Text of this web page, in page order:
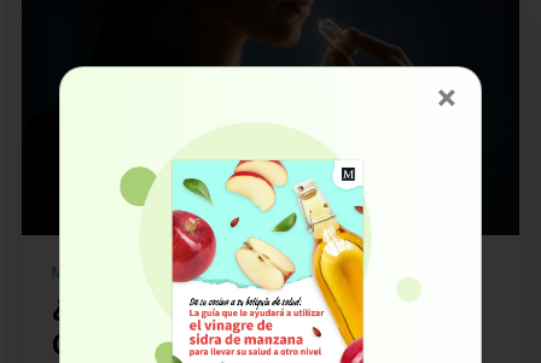
MEDICAMENTOS
¿Qué esconden las pastillas
GLP-1? Un ingrediente
×